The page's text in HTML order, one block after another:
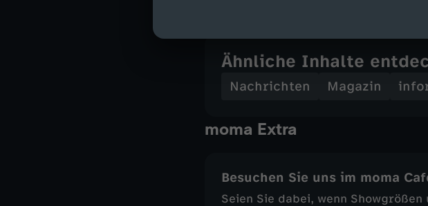
Ähnliche Inhalte
Nachrichten Magazin
moma Extra
Besuchen Sie uns im moma
Seien Sie dabei, wenn